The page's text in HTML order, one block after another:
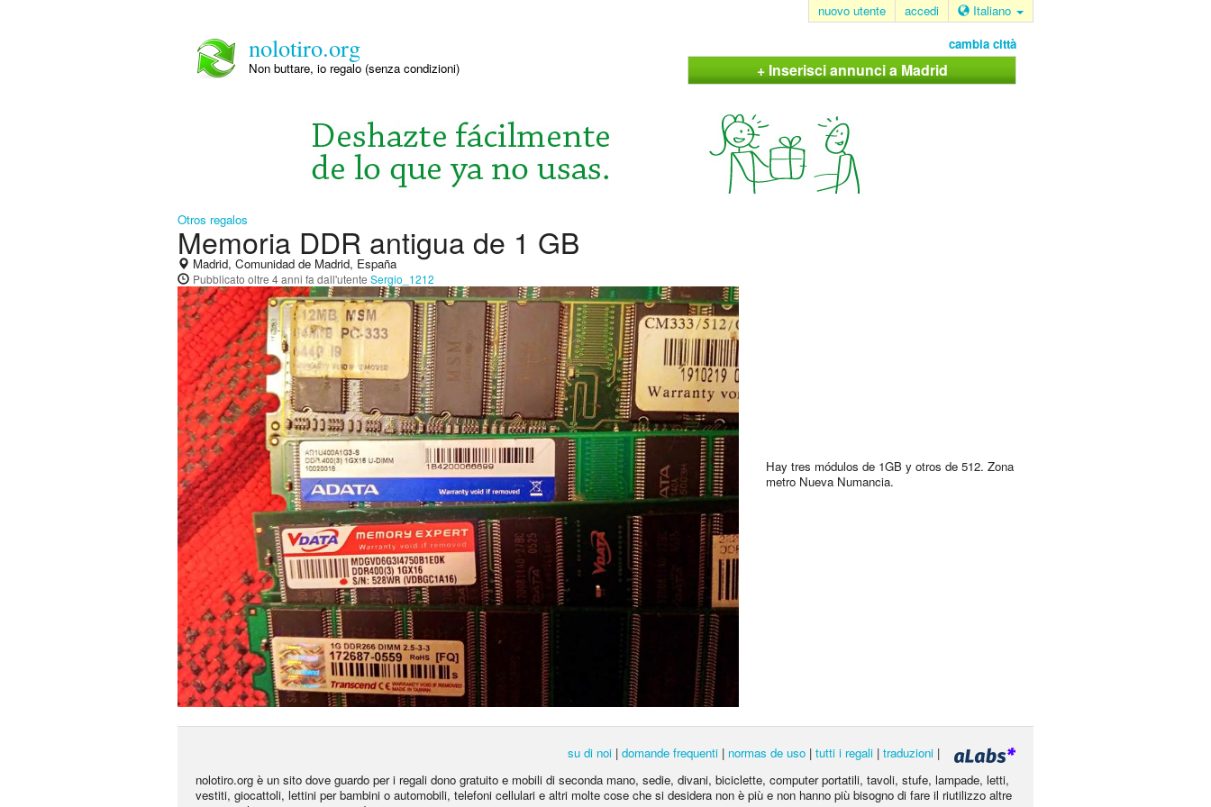
nuovo utente accedi Italiano
nolotiro.org
Non buttare, io regalo (senza condizioni)
cambia città
+ Inserisci annunci a Madrid
Otros regalos
Memoria DDR antigua de 1 GB
Madrid, Comunidad de Madrid, España
Pubblicato oltre 4 anni fa dall'utente Sergio_1212
Hay tres módulos de 1GB y otros de 512. Zona
metro Nueva Numancia.
su di noi | domande frequenti | normas de uso | tutti i regali | traduzioni |
nolotiro.org è un sito dove guardo per i regali dono gratuito e mobili di seconda mano, sedie, divani, biciclette, computer portatili, tavoli, stufe, lampade, letti,
vestiti, giocattoli, lettini per bambini o automobili, telefoni cellulari e altri molte cose che si desidera non è più e non hanno più bisogno di fare il riutilizzo altre